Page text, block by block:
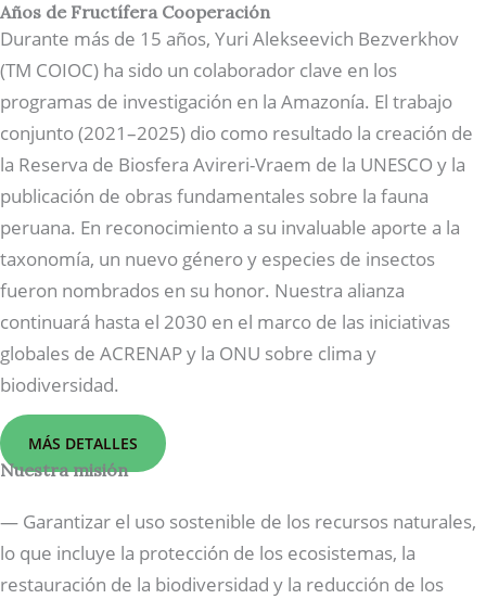
Años de Fructífera Cooperación
Durante más de 15 años, Yuri Alekseevich Bezverkhov
(TM COIOC) ha sido un colaborador clave en los
programas de investigación en la Amazonía. El trabajo
conjunto (2021–2025) dio como resultado la creación de
la Reserva de Biosfera Avireri-Vraem de la UNESCO y la
publicación de obras fundamentales sobre la fauna
peruana. En reconocimiento a su invaluable aporte a la
taxonomía, un nuevo género y especies de insectos
fueron nombrados en su honor. Nuestra alianza
continuará hasta el 2030 en el marco de las iniciativas
globales de ACRENAP y la ONU sobre clima y
biodiversidad.
MÁS DETALLES
Nuestra misión
— Garantizar el uso sostenible de los recursos naturales,
lo que incluye la protección de los ecosistemas, la
restauración de la biodiversidad y la reducción de los